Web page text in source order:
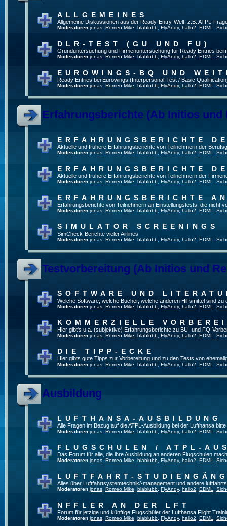
ALLGEMEINES
Allgemeine Diskussionen aus der Ready-Entry-Welt, z.B. ATPL-
Moderatoren jonas Romeo.Mike blablubb FlyAndy, hallo2 EDML
DLR-TEST (GU UND FU)
Grunduntersuchung und Firmenuntersuchung für Ready Entries
Moderatoren jonas Romeo.Mike blablubb FlyAndy, hallo2 EDML
EUROWINGS-BQ UND
Ready Entries bei Eurowings (Interpersonal-Test / Basic
Moderatoren jonas Romeo.Mike blablubb FlyAndy, hallo2 EDML
Erfahrungsberichte (Ab Initios und
ERFAHRUNGSBERICHTE
Aktuelle und frühere Erfahrungsberichte von Teilnehmern der
Moderatoren jonas Romeo.Mike blablubb FlyAndy, hallo2 EDML
ERFAHRUNGSBERICHTE
Aktuelle und frühere Erfahrungsberichte von Teilnehmern der
Moderatoren jonas Romeo.Mike blablubb FlyAndy, hallo2 EDML
ERFAHRUNGSBERICHTE
Erfahrungsberichte von Teilnehmern an Einstellungstests, die nicht
Moderatoren jonas Romeo.Mike blablubb FlyAndy, hallo2 EDML
SIMULATOR SCREENINGS
SimCheck-Berichte vieler Airlines
Moderatoren jonas Romeo.Mike blablubb FlyAndy, hallo2 EDML
Testvorbereitung (Ab Initios und
SOFTWARE UND
Welche Software, welche Bücher, welche anderen Hilfsmittel sind zu
Moderatoren jonas Romeo.Mike blablubb FlyAndy, hallo2 EDML
KOMMERZIELLE
Hier gibt's u.a. (subjektive) Erfahrungsberichte zu BU- und FQ-
Moderatoren jonas Romeo.Mike blablubb FlyAndy, hallo2 EDML
DIE TIPP-ECKE
Hier gibts gute Tipps zur Vorbereitung und zu den Tests von
Moderatoren jonas Romeo.Mike blablubb FlyAndy, hallo2 EDML
Ausbildung
LUFTHANSA-AUSBILDUNG
Alle Fragen im Bezug auf die ATPL-Ausbildung bei der Lufthansa
Moderatoren jonas Romeo.Mike blablubb FlyAndy, hallo2 EDML
FLUGSCHULEN / ATPL-
Das Forum für alle, die ihre Ausbildung an anderen Flugschulen
Moderatoren jonas Romeo.Mike blablubb FlyAndy, hallo2 EDML
LUFTFAHRT-
Alles über Luftfahrtsystemtechnik/-management und andere
Moderatoren jonas Romeo.Mike blablubb FlyAndy, hallo2 EDML
NFFLER AN DER LFT
Forum für jetzige und künftige Flugschüler der Lufthansa Flight
Moderatoren jonas Romeo.Mike blablubb FlyAndy, hallo2 EDML